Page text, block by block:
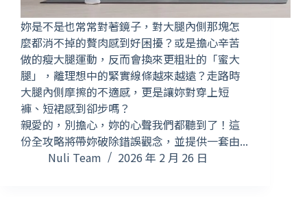
妳是不是也常常對著鏡子，對大腿內側那塊怎
麼都消不掉的贅肉感到好困擾？或是擔心辛苦
做的瘦大腿運動，反而會換來更粗壯的「蜜大
腿」，離理想中的緊實線條越來越遠？走路時
大腿內側摩擦的不適感，更是讓妳對穿上短
褲、短裙感到卻步嗎？
親愛的，別擔心，妳的心聲我們都聽到了！這
份全攻略將帶妳破除錯誤觀念，並提供一套由...
Nuli Team
2026 年 2 月 26 日